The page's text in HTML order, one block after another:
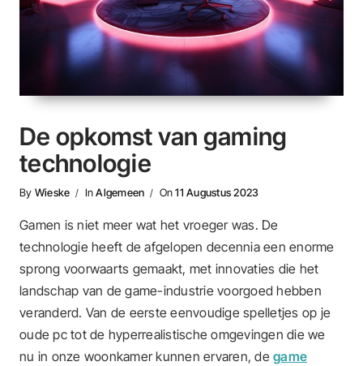
De opkomst van gaming
technologie
By Wieske InAlgemeen On11 Augustus 2023
Gamen is niet meer wat het vroeger was. De
technologie heeft de afgelopen decennia een enorme
sprong voorwaarts gemaakt, met innovaties die het
landschap van de game-industrie voorgoed hebben
veranderd. Van de eerste eenvoudige spelletjes op je
oude pc tot de hyperrealistische omgevingen die we
nu in onze woonkamer kunnen ervaren, de game